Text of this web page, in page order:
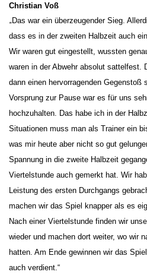
Christian Voß
„Das war ein überzeugender Sieg.
dass es in der zweiten Halbzeit auch
Wir waren gut eingestellt, wussten
waren in der Abwehr absolut sattelfest.
dann einen hervorragenden Gegenstoß
Vorsprung zur Pause war es für uns
hochzuhalten. Das habe ich in der
Situationen muss man als Trainer ein
was mir heute aber nicht so gut
Spannung in die zweite Halbzeit
Viertelstunde auch gemerkt hat. Wir
Leistung des ersten Durchgangs
machen wir das Spiel knapper als es
Nach einer Viertelstunde finden wir
wieder und machen dort weiter, wo wir
hatten. Am Ende gewinnen wir das
auch verdient.“